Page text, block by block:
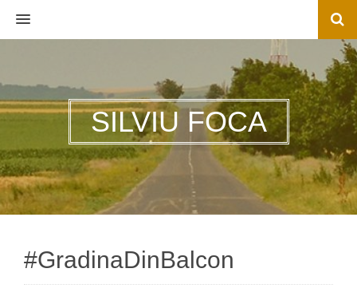
MENU
SILVIU FOCA
#GradinaDinBalcon